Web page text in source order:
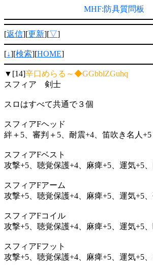
MHF:防具質問板
[返信][更新][▽]
[↓][検索][HOME]
▼[14]辛口めらる～◆GGbblZGuhq
スフィア 剣士
スロはすべて共通で３個
スフィアFヘッド
絆＋5、審判＋5、耐震+4、笛吹き名人+5
スフィアFベスト
攻撃+5、聴覚保護+4、麻痺+5、運気+5
スフィアFアーム
攻撃+5、聴覚保護+4、麻痺+5、運気+5
スフィアFコイル
攻撃+5、聴覚保護+4、麻痺+5、運気+5
スフィアFフット
攻撃+5、聴覚保護+4、麻痺+5、運気+5